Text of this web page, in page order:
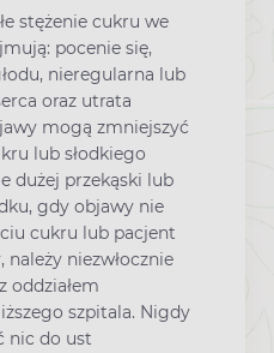
stężenie cukru we
pocenie się,
nieregularna lub
oraz utrata
mogą zmniejszyć
lub słodkiego
dużej przekąski lub
gdy objawy nie
cukru lub pacjent
niezwłocznie
oddziałem
szpitala. Nigdy
nic do ust